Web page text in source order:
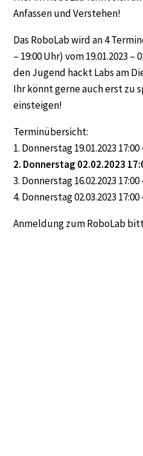
Anfassen und Verstehen!
Das RoboLab wird an 4
– 19:00 Uhr) vom 19.01.2023 –
den Jugend hackt Labs am
Ihr könnt gerne auch erst zu
einsteigen!
Terminübersicht:
1. Donnerstag 19.01.2023 17:00
2. Donnerstag 02.02.2023
3. Donnerstag 16.02.2023 17:00
4. Donnerstag 02.03.2023 17:00
Anmeldung zum RoboLab